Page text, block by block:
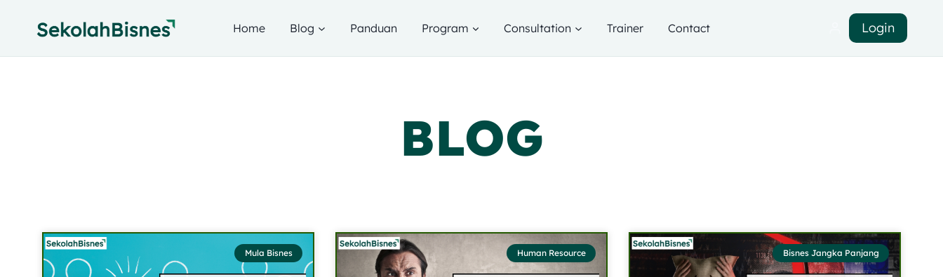
Home Blog Panduan Program Consultation Trainer Contact Login
BLOG
Mula Bisnes Human Resource Bisnes Jangka Panjang